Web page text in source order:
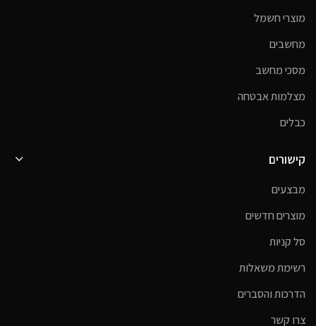
מוצרי חשמל
מחשבים
מסכי מחשב
מצלמות אבטחה
כבלים
קישורים
מבצעים
מוצרים חדשים
סל קניות
רשימת משאלות
הדרכות והסברים
צרו קשר